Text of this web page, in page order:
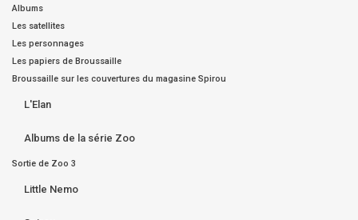
Albums
Les satellites
Les personnages
Les papiers de Broussaille
Broussaille sur les couvertures du magasine Spirou
L'Elan
Albums de la série Zoo
Sortie de Zoo 3
Little Nemo